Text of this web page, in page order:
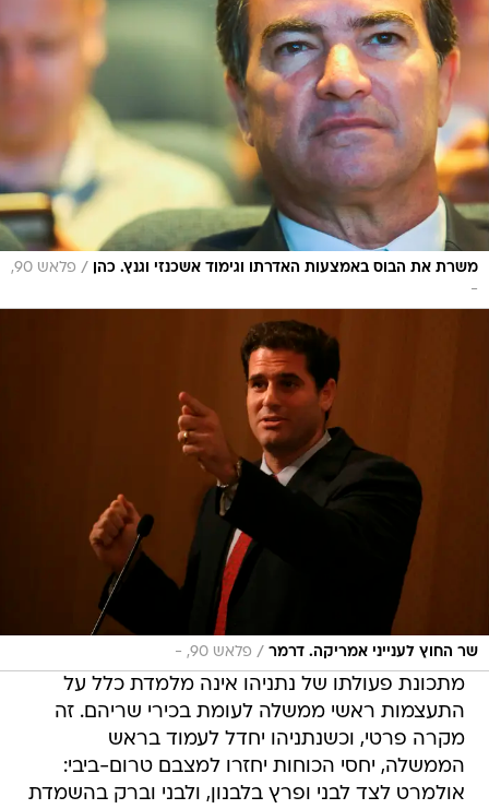
משרת את הבוס באמצעות האדרתו וגימוד אשכנזי וגנץ. כהן /
פלאש 90,
-
שר החוץ לענייני אמריקה. דרמר / פלאש 90, -
מתכונת פעולתו של נתניהו אינה מלמדת כלל על
התעצמות ראשי ממשלה לעומת בכירי שריהם. זה
מקרה פרטי, וכשנתניהו יחדל לעמוד בראש
הממשלה, יחסי הכוחות יחזרו למצבם טרום-ביבי:
אולמרט לצד לבני ופרץ בלבנון, ולבני וברק בהשמדת